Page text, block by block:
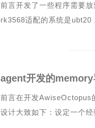
前言开发了一些程序需要
rk3568适配的系统是ubt20
agent开发的memory
前言在开发
设计大致如下：设定一个